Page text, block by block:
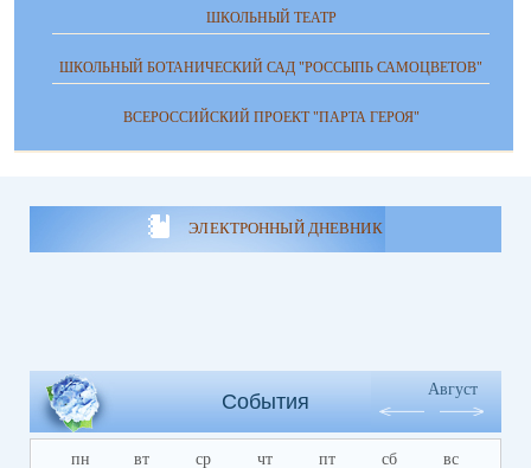
ШКОЛЬНЫЙ ТЕАТР
ШКОЛЬНЫЙ БОТАНИЧЕСКИЙ САД "РОССЫПЬ САМОЦВЕТОВ"
ВСЕРОССИЙСКИЙ ПРОЕКТ "ПАРТА ГЕРОЯ"
ЭЛЕКТРОННЫЙ ДНЕВНИК
События
Август
пн вт ср чт пт сб вс